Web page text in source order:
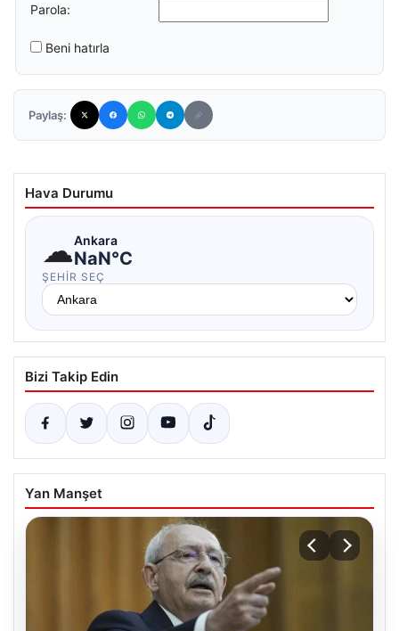
Parola:
Beni hatırla
Paylaş:
Hava Durumu
☁Ankara
NaN°C
ŞEHIR SEÇ
Bizi Takip Edin
Yan Manşet